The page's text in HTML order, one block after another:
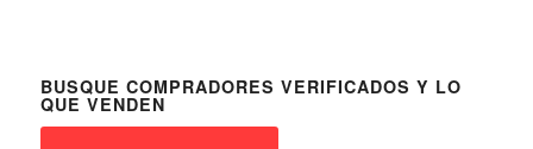
BUSQUE COMPRADORES VERIFICADOS Y LO
QUE VENDEN